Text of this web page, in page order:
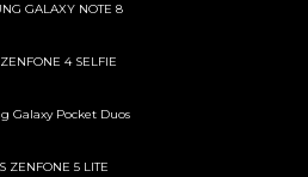
GALAXY NOTE 8
4 SELFIE
Galaxy Pocket Duos
ZENFONE 5 LITE